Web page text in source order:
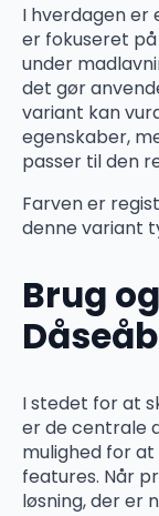
I hverdagen er
er fokuseret
under
det gør
variant kan
egenskaber,
passer til den
Farven er
denne variant
Brug
I stedet for at
er de centrale
mulighed for
features. Når
løsning, der er